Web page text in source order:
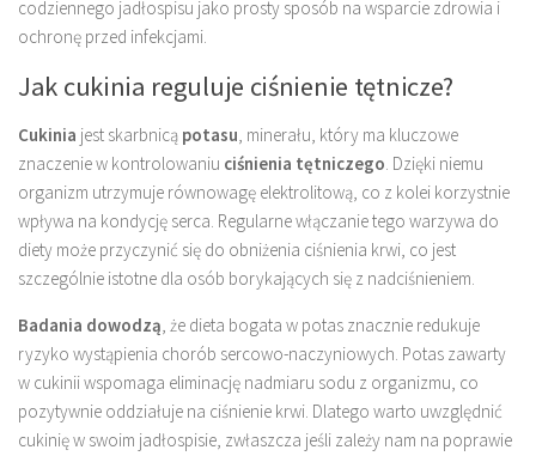
codziennego jadłospisu jako prosty sposób na wsparcie zdrowia i
ochronę przed infekcjami.
Jak cukinia reguluje ciśnienie tętnicze?
Cukinia jest skarbnicą potasu, minerału, który ma kluczowe
znaczenie w kontrolowaniu ciśnienia tętniczego. Dzięki niemu
organizm utrzymuje równowagę elektrolitową, co z kolei korzystnie
wpływa na kondycję serca. Regularne włączanie tego warzywa do
diety może przyczynić się do obniżenia ciśnienia krwi, co jest
szczególnie istotne dla osób borykających się z nadciśnieniem.
Badania dowodzą, że dieta bogata w potas znacznie redukuje
ryzyko wystąpienia chorób sercowo-naczyniowych. Potas zawarty
w cukinii wspomaga eliminację nadmiaru sodu z organizmu, co
pozytywnie oddziałuje na ciśnienie krwi. Dlatego warto uwzględnić
cukinię w swoim jadłospisie, zwłaszcza jeśli zależy nam na poprawie